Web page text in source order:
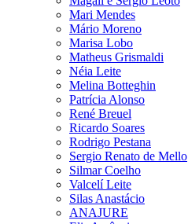
Mari Mendes
Mário Moreno
Marisa Lobo
Matheus Grismaldi
Néia Leite
Melina Botteghin
Patrícia Alonso
René Breuel
Ricardo Soares
Rodrigo Pestana
Sergio Renato de Mello
Silmar Coelho
Valcelí Leite
Silas Anastácio
ANAJURE